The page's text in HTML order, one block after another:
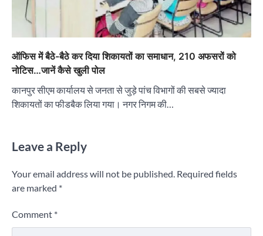
ऑफिस में बैठे-बैठे कर दिया शिकायतों का समाधान, 210 अफसरों को
नोटिस…जानें कैसे खुली पोल
कानपुर सीएम कार्यालय से जनता से जुड़े पांच विभागों की सबसे ज्यादा
शिकायतों का फीडबैक लिया गया। नगर निगम की…
Leave a Reply
Your email address will not be published. Required fields
are marked *
Comment *